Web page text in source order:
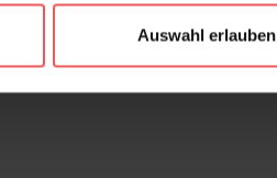
Auswahl erlauben